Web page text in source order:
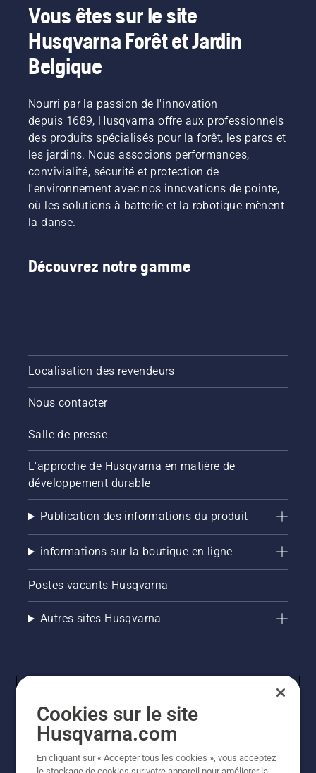
Vous êtes sur le site
Husqvarna Forêt et Jardin
Belgique
Nourri par la passion de l'innovation
depuis 1689, Husqvarna offre aux professionnels
des produits spécialisés pour la forêt, les parcs et
les jardins. Nous associons performances,
convivialité, sécurité et protection de
l'environnement avec nos innovations de pointe,
où les solutions à batterie et la robotique mènent
la danse.
Découvrez notre gamme
Localisation des revendeurs
Nous contacter
Salle de presse
L'approche de Husqvarna en matière de
développement durable
Publication des informations du produit
informations sur la boutique en ligne
Postes vacants Husqvarna
Autres sites Husqvarna
© Husqvarna AB (publ). Tous droits réservés. Les prix
Cookies sur le site
Husqvarna.com
En cliquant sur « Accepter tous les cookies », vous acceptez